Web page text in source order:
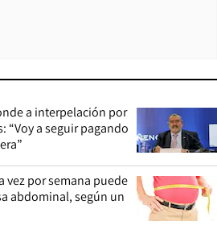
a interpelación por
“Voy a seguir pagando
vez por semana puede
abdominal, según un